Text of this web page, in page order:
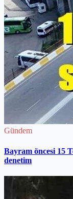
Gündem
Bayram öncesi 15
denetim